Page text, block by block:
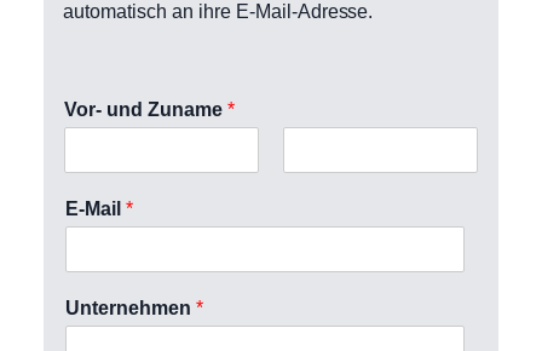
automatisch an ihre E-Mail-Adresse.
Vor- und Zuname *
o
r
m
e
a
E-Mail *
Unternehmen *